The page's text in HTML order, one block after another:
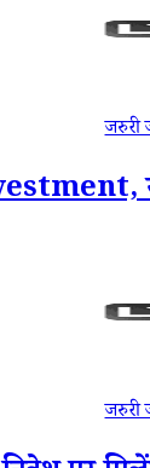
जरुरी
जरुरी